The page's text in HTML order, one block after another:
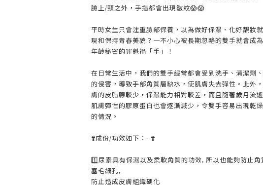
臉上/頸之外，手指都會出現皺紋😱😱
平時女生只會注重臉部保養，以為做好保濕、化好靚妝
現和保持青春美貌？一不小心被長期忽略的雙手就會成
年齡秘密的罪魁禍「手」！
在日常生活中，我們的雙手經常都會受到洗手、清潔劑
的侵害，導致手部角質層缺水，使肌膚失去彈性。此外
膚的皮脂腺較少，保濕能力相對較差，而且隨著歲月流
肌膚彈性的膠原蛋白也會逐漸減少，令雙手容易出現乾
的情況。
❣️成份/功效如下：- ❣️
1️⃣尿素具有保濕以及柔軟角質的功效, 所以也能夠防止角
塞毛細孔,
防止造成皮膚組織硬化